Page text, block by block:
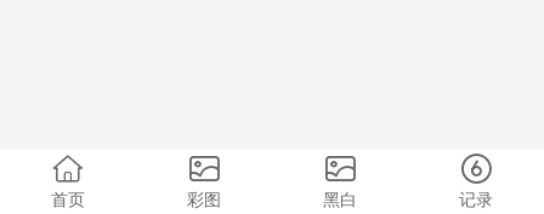
首页 彩图 黑白 记录